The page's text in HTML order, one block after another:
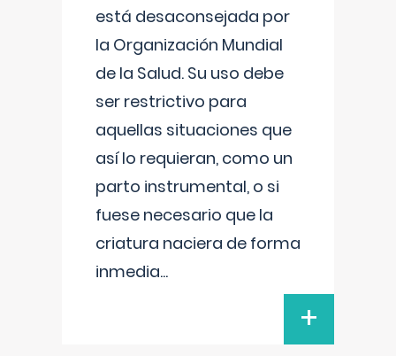
está desaconsejada por
la Organización Mundial
de la Salud. Su uso debe
ser restrictivo para
aquellas situaciones que
así lo requieran, como un
parto instrumental, o si
fuese necesario que la
criatura naciera de forma
inmedia...
+